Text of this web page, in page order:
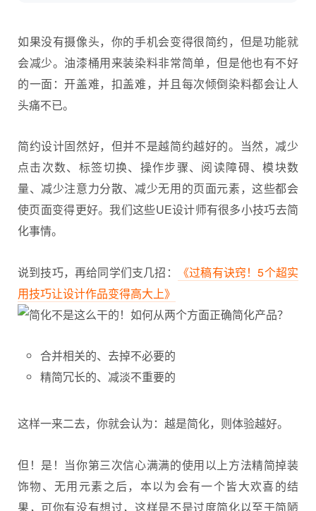
如果没有摄像头，你的手机会变得很简约，但是功能就
会减少。油漆桶用来装染料非常简单，但是他也有不好
的一面：开盖难，扣盖难，并且每次倾倒染料都会让人
头痛不已。
简约设计固然好，但并不是越简约越好的。当然，减少
点击次数、标签切换、操作步骤、阅读障碍、模块数
量、减少注意力分散、减少无用的页面元素，这些都会
使页面变得更好。我们这些UE设计师有很多小技巧去简
化事情。
说到技巧，再给同学们支几招：
《过稿有诀窍！5个超实
用技巧让设计作品变得高大上》
合并相关的、去掉不必要的
精简冗长的、减淡不重要的
这样一来二去，你就会认为：越是简化，则体验越好。
但！是！当你第三次信心满满的使用以上方法精简掉装
饰物、无用元素之后，本以为会有一个皆大欢喜的结
果，可你有没有想过，这样是不是过度简化以至于简陋